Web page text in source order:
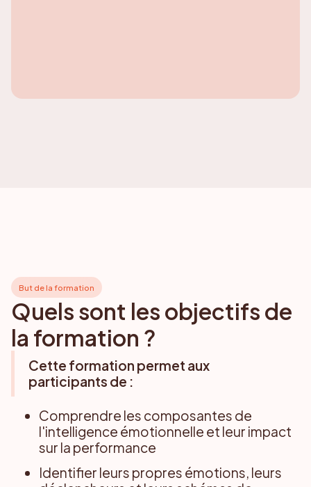
But de la formation
Quels sont les objectifs de
la formation ?
Cette formation permet aux
participants de :
Comprendre les composantes de
l'intelligence émotionnelle et leur impact
sur la performance
Identifier leurs propres émotions, leurs